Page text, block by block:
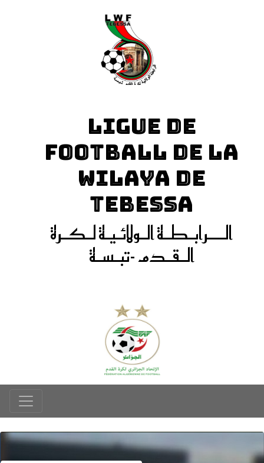
LIGUE DE
FOOTBALL DE LA
WILAYA DE
TEBESSA
الـــرابـطـة الـولائـيـة لـكـرة
الـقـدم -تبـسـة